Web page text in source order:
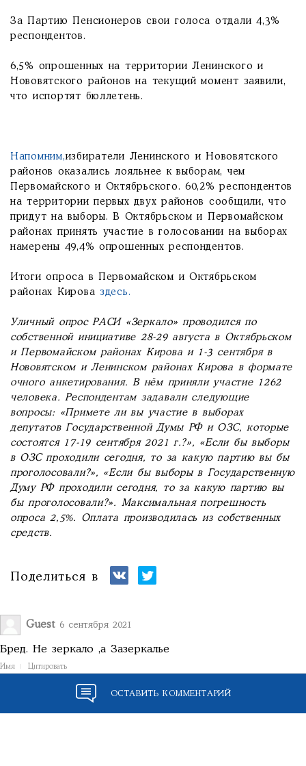
За Партию Пенсионеров свои голоса отдали 4,3%
респондентов.
6,5% опрошенных на территории Ленинского и
Нововятского районов на текущий момент заявили,
что испортят бюллетень.
Напомним,избиратели Ленинского и Нововятского
районов оказались лояльнее к выборам, чем
Первомайского и Октябрьского. 60,2% респондентов
на территории первых двух районов сообщили, что
придут на выборы. В Октябрьском и Первомайском
районах принять участие в голосовании на выборах
намерены 49,4% опрошенных респондентов.
Итоги опроса в Первомайском и Октябрьском
районах Кироваздесь.
Уличный опрос РАСИ «Зеркало» проводился по
собственной инициативе 28-29 августа в Октябрьском
и Первомайском районах Кирова и 1-3 сентября в
Нововятском и Ленинском районах Кирова в формате
очного анкетирования. В нём приняли участие 1262
человека. Респондентам задавали следующие
вопросы: «Примете ли вы участие в выборах
депутатов Государственной Думы РФ и ОЗС, которые
состоятся 17-19 сентября 2021 г.?», «Если бы выборы
в ОЗС проходили сегодня, то за какую партию вы бы
проголосовали?», «Если бы выборы в Государственную
Думу РФ проходили сегодня, то за какую партию вы
бы проголосовали?». Максимальная погрешность
опроса 2,5%. Оплата производилась из собственных
средств.
Поделиться в
Guest 6 сентября 2021
Бред. Не зеркало ,а Зазеркалье
Имя Цитировать
ОСТАВИТЬ КОММЕНТАРИЙ